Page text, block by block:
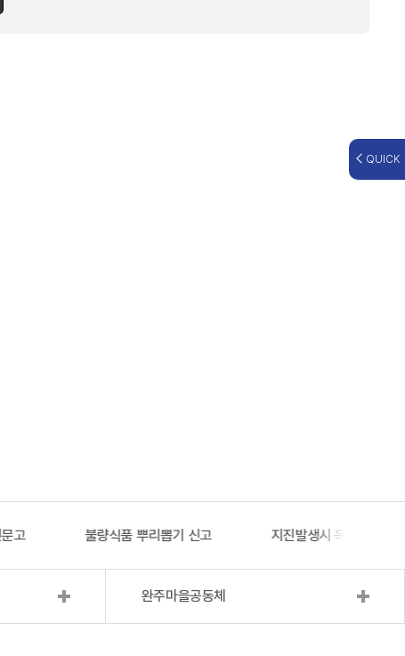
QUICK
고 불량식품 뿌리뽑기 신고 지진발생시 옥외대피소
완주마을공동체